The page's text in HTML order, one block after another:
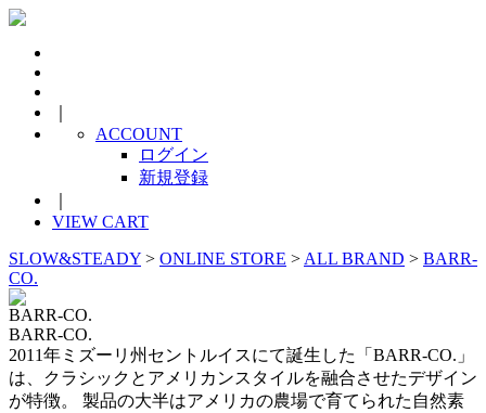
ACCOUNT
ログイン
新規登録
VIEW CART
SLOW&STEADY > ONLINE STORE > ALL BRAND > BARR-
CO.
BARR-CO.
BARR-CO.
2011年ミズーリ州セントルイスにて誕生した「BARR-CO.」
は、クラシックとアメリカンスタイルを融合させたデザイン
が特徴。 製品の大半はアメリカの農場で育てられた自然素